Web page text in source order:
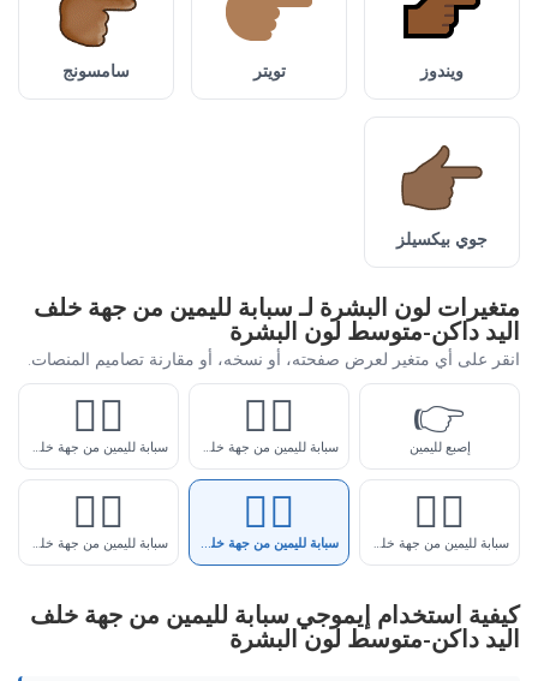
ويندوز تويتر سامسونج
جوي بيكسيلز
متغيرات لون البشرة لـ سبابة لليمين من جهة خلف
اليد داكن-متوسط لون البشرة
انقر على أي متغير لعرض صفحته، أو نسخه، أو مقارنة تصاميم المنصات.
👉
إصبع لليمين
👉🏻
سبابة لليمين من جهة خلف اليد فاتح لون البشرة
👉🏼
سبابة لليمين من جهة خلف اليد فاتح-متوسط لون البشرة
👉🏽
سبابة لليمين من جهة خلف اليد متوسط لون البشرة
👉🏾
سبابة لليمين من جهة خلف اليد داكن-متوسط لون البشرة
👉🏿
سبابة لليمين من جهة خلف اليد داكن لون البشرة
كيفية استخدام إيموجي سبابة لليمين من جهة خلف
اليد داكن-متوسط لون البشرة